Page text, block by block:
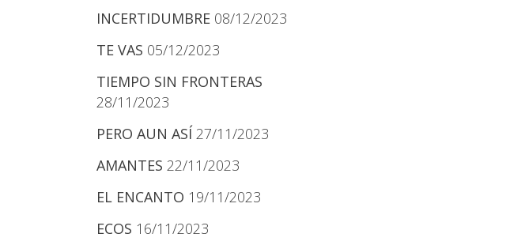
INCERTIDUMBRE 08/12/2023
TE VAS 05/12/2023
TIEMPO SIN FRONTERAS
28/11/2023
PERO AUN ASÍ 27/11/2023
AMANTES 22/11/2023
EL ENCANTO 19/11/2023
ECOS 16/11/2023